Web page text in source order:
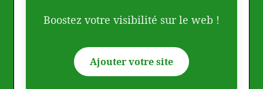
Boostez votre visibilité sur le web !
Ajouter votre site